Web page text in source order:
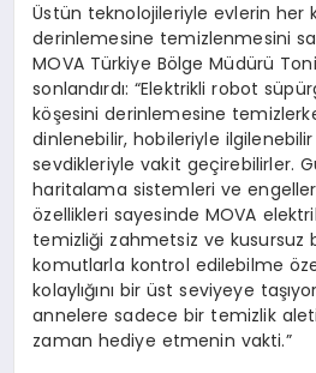
Üstün teknolojileriyle evlerin her
derinlemesine temizlenmesini
MOVA Türkiye Bölge Müdürü
sonlandırdı: “Elektrikli robot
köşesini derinlemesine
dinlenebilir, hobileriyle
sevdikleriyle vakit geçirebilirler.
haritalama sistemleri ve
özellikleri sayesinde MOVA
temizliği zahmetsiz ve kusursuz
komutlarla kontrol edilebilme
kolaylığını bir üst seviyeye
annelere sadece bir temizlik
zaman hediye etmenin vakti.”